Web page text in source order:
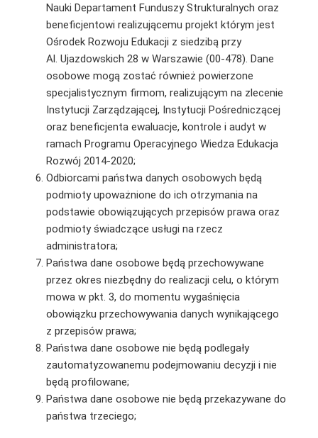
Nauki Departament Funduszy Strukturalnych oraz
beneficjentowi realizującemu projekt którym jest
Ośrodek Rozwoju Edukacji z siedzibą przy
Al. Ujazdowskich 28 w Warszawie (00-478). Dane
osobowe mogą zostać również powierzone
specjalistycznym firmom, realizującym na zlecenie
Instytucji Zarządzającej, Instytucji Pośredniczącej
oraz beneficjenta ewaluacje, kontrole i audyt w
ramach Programu Operacyjnego Wiedza Edukacja
Rozwój 2014-2020;
Odbiorcami państwa danych osobowych będą
podmioty upoważnione do ich otrzymania na
podstawie obowiązujących przepisów prawa oraz
podmioty świadczące usługi na rzecz
administratora;
Państwa dane osobowe będą przechowywane
przez okres niezbędny do realizacji celu, o którym
mowa w pkt. 3, do momentu wygaśnięcia
obowiązku przechowywania danych wynikającego
z przepisów prawa;
Państwa dane osobowe nie będą podlegały
zautomatyzowanemu podejmowaniu decyzji i nie
będą profilowane;
Państwa dane osobowe nie będą przekazywane do
państwa trzeciego;